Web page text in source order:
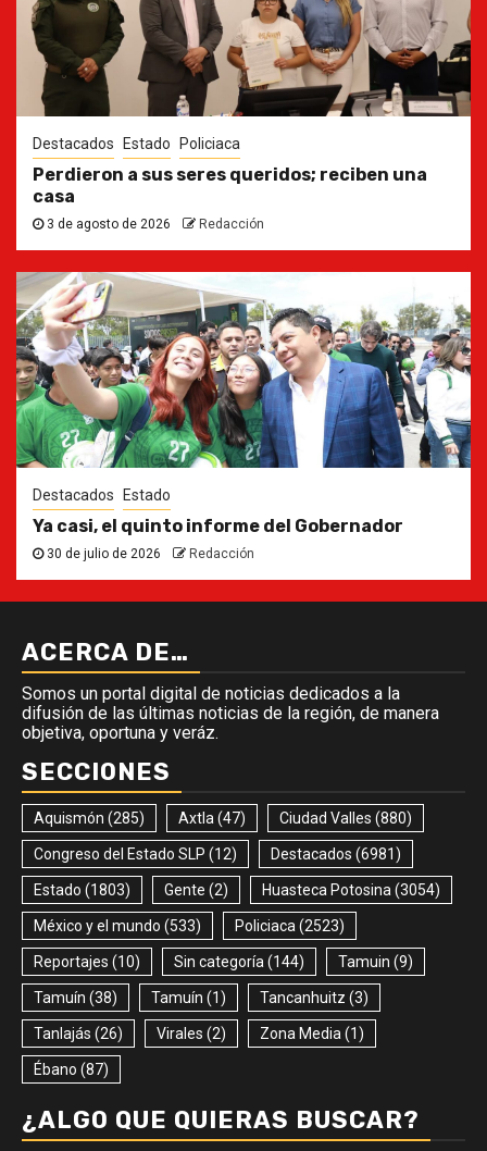
Destacados Estado Policiaca
Perdieron a sus seres queridos; reciben una
casa
3 de agosto de 2026 Redacción
Destacados Estado
Ya casi, el quinto informe del Gobernador
30 de julio de 2026 Redacción
ACERCA DE…
Somos un portal digital de noticias dedicados a la
difusión de las últimas noticias de la región, de manera
objetiva, oportuna y veráz.
SECCIONES
Aquismón (285) Axtla (47) Ciudad Valles (880)
Congreso del Estado SLP (12) Destacados (6981)
Estado (1803) Gente (2) Huasteca Potosina (3054)
México y el mundo (533) Policiaca (2523)
Reportajes (10) Sin categoría (144) Tamuin (9)
Tamuín (38) Tamuín (1) Tancanhuitz (3)
Tanlajás (26) Virales (2) Zona Media (1)
Ébano (87)
¿ALGO QUE QUIERAS BUSCAR?